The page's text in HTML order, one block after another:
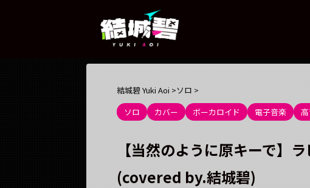
結城碧 Yuki Aoi >ソロ >
ソロ
カバー ボーカロイド 電子音楽
【当然のように原キーで】
(covered by.結城碧)